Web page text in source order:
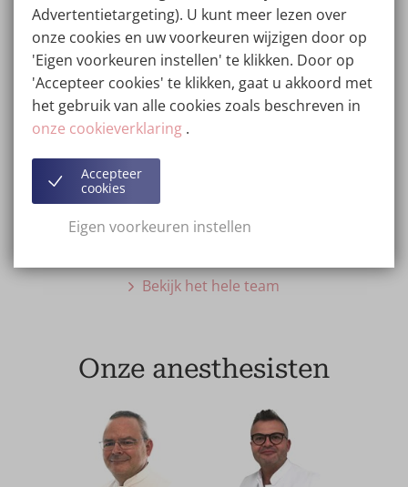
Ons team van specialisten
chirurg
Bekijk het hele team
Onze anesthesisten
Advertentietargeting). U kunt meer lezen over
onze cookies en uw voorkeuren wijzigen door op
'Eigen voorkeuren instellen' te klikken. Door op
'Accepteer cookies' te klikken, gaat u akkoord met
het gebruik van alle cookies zoals beschreven in
onze cookieverklaring .
Accepteer
cookies
Eigen voorkeuren instellen